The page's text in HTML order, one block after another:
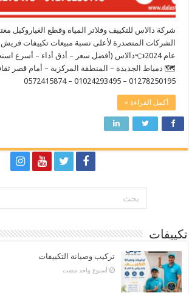
شركة دالاس للتكييف وفلاتر المياه وقطع
الشركات المتصدرة لأعلى نسبة مبيعات تكييفات فريش
عام 2024👈دالاس (أفضل سعر – أدق أداء – أسرع
🗺️ دمياط الجديدة – المنطقة المركزية – أمام قصر
01278250195 – 01024293495 – 0572415874
أكمل القراءة »
تكييفات
تركيب وصيانة التكييفات
‏أسبوع واحد مضت